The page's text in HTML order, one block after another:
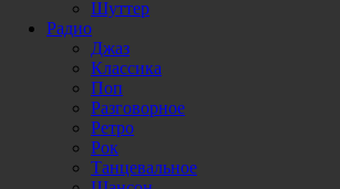
Шуттер
Радио
Джаз
Классика
Поп
Разговорное
Ретро
Рок
Танцевальное